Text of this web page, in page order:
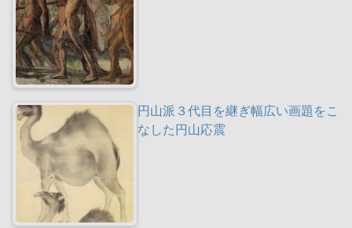
円山派３代目を継ぎ幅広い画題をこ
なした円山応震